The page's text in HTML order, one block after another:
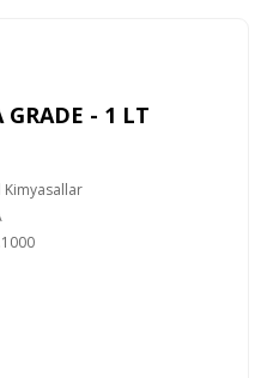
GRADE - 1 LT
Kimyasallar